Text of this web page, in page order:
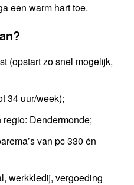
een warm hart toe.
(opstart zo snel mogelijk,
34 uur/week);
Dendermonde;
van pc 330 én
werkkledij, vergoeding